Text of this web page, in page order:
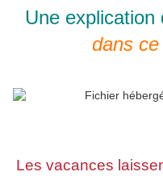
Une explication
dans
Les vacances